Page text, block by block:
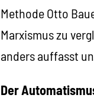
Methode Otto
Marxismus zu
anders auffasst
Der